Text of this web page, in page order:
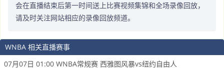
会在直播结束后第一时间送上比赛视频集锦和全场录像回放，
请及时关注网站相应的录像回放频道。
WNBA 相关直播赛事
07月07日 01:00 WNBA常规赛 西雅图风暴vs纽约自由人